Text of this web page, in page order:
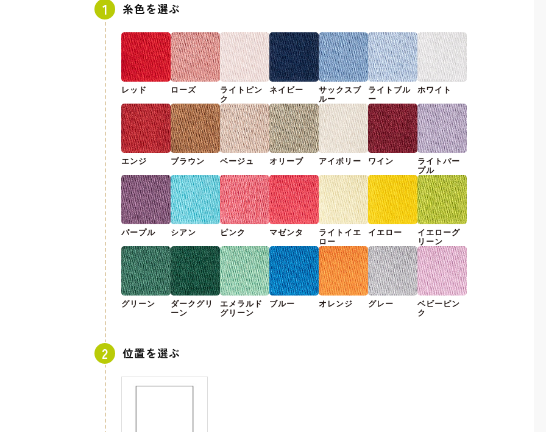
糸色を選ぶ
レッド ローズ
ライトピン
ク
ネイビー
サックスブ
ルー
ライトブル
ー
ホワイト
エンジ ブラウン ベージュ オリーブ アイボリー ワイン
ライトパー
プル
パープル シアン ピンク マゼンタ
ライトイエ
ロー
イエロー
イエローグ
リーン
グリーン
ダークグリ
ーン
エメラルド
グリーン
ブルー オレンジ グレー
ベビーピン
ク
位置を選ぶ